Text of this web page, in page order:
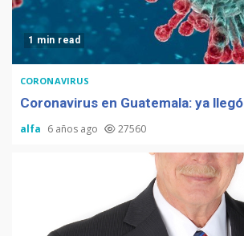
1 min read
CORONAVIRUS
Coronavirus en Guatemala: ya llegó
alfa 6 años ago 27560